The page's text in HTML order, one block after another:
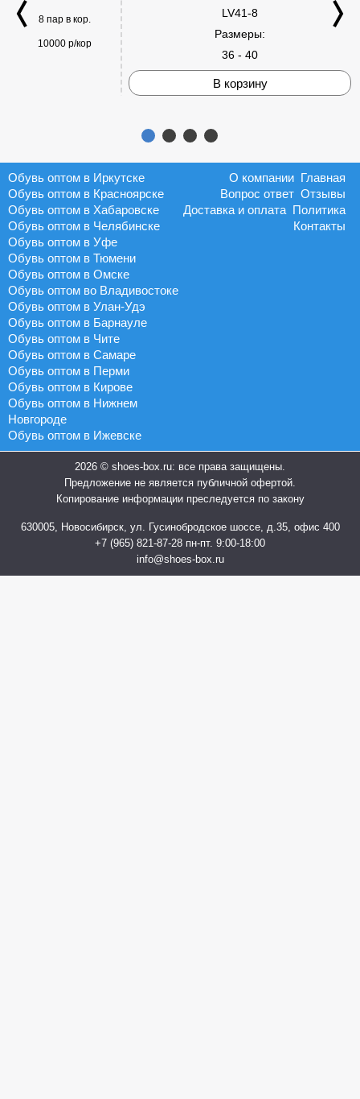
8 пар в кор.
10000 р/кор
LV41-8
Размеры:
36 - 40
В корзину
Обувь оптом в Иркутске
Обувь оптом в Красноярске
Обувь оптом в Хабаровске
Обувь оптом в Челябинске
Обувь оптом в Уфе
Обувь оптом в Тюмени
Обувь оптом в Омске
Обувь оптом во Владивостоке
Обувь оптом в Улан-Удэ
Обувь оптом в Барнауле
Обувь оптом в Чите
Обувь оптом в Самаре
Обувь оптом в Перми
Обувь оптом в Кирове
Обувь оптом в Нижнем
Новгороде
Обувь оптом в Ижевске
Главная
О компании
Отзывы
Вопрос ответ
Политика
Доставка и оплата
Контакты
2026 © shoes-box.ru: все права защищены.
Предложение не является публичной офертой.
Копирование информации преследуется по закону
630005, Новосибирск, ул. Гусинобродское шоссе, д.35, офис 400
+7 (965) 821-87-28 пн-пт. 9:00-18:00
info@shoes-box.ru